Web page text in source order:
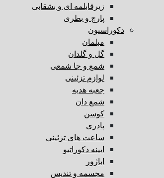
زیرقابلمه ای و بشقابی
پارچ و بطری
دکوراسیون
مبلمان
گل و گلدان
شمع و جا شمعی
لوازم تزئینی
جعبه هدیه
شمع دان
کوسن
پادری
ساعت های تزئینی
ایینه دکوراتیو
اباژور
مجسمه و تندیس